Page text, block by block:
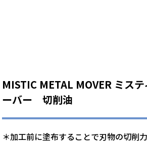
MISTIC METAL MOVER ミス
ーバー 切削油
＊加工前に塗布することで刃物の切削